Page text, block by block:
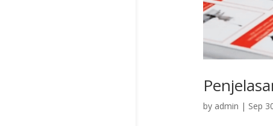
by admin | Sep